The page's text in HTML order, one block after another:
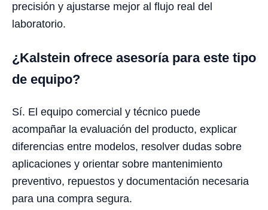
precisión y ajustarse mejor al flujo real del
laboratorio.
¿Kalstein ofrece asesoría para este tipo
de equipo?
Sí. El equipo comercial y técnico puede
acompañar la evaluación del producto, explicar
diferencias entre modelos, resolver dudas sobre
aplicaciones y orientar sobre mantenimiento
preventivo, repuestos y documentación necesaria
para una compra segura.